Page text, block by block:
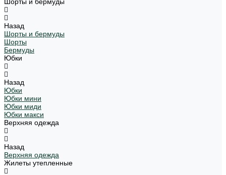
Назад
Шорты и бермуды
Шорты
Бермуды
Юбки
Назад
Юбки
Юбки мини
Юбки миди
Юбки макси
Верхняя одежда
Назад
Верхняя одежда
Жилеты утепленные